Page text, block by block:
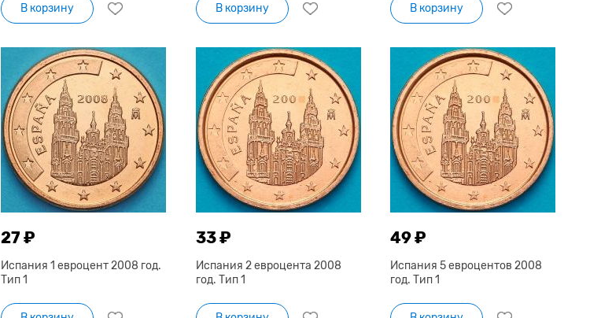
В корзину В корзину В корзину
27 ₽
Испания 1 евроцент 2008 год.
Тип 1
33 ₽
Испания 2 евроцента 2008
год. Тип 1
49 ₽
Испания 5 евроцентов 2008
год. Тип 1